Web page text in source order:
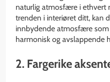
naturlig atmosfære i ethvert
trenden i interiøret ditt, kan
innbydende atmosfære
harmonisk og avslappende
2. Fargerike